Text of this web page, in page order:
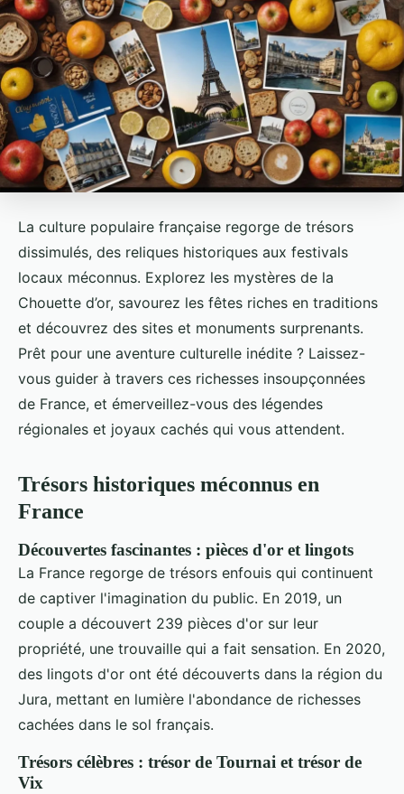
La culture populaire française regorge de trésors
dissimulés, des reliques historiques aux festivals
locaux méconnus. Explorez les mystères de la
Chouette d’or, savourez les fêtes riches en traditions
et découvrez des sites et monuments surprenants.
Prêt pour une aventure culturelle inédite ? Laissez-
vous guider à travers ces richesses insoupçonnées
de France, et émerveillez-vous des légendes
régionales et joyaux cachés qui vous attendent.
Trésors historiques méconnus en
France
Découvertes fascinantes : pièces d'or et lingots
La France regorge de trésors enfouis qui continuent
de captiver l'imagination du public. En 2019, un
couple a découvert 239 pièces d'or sur leur
propriété, une trouvaille qui a fait sensation. En 2020,
des lingots d'or ont été découverts dans la région du
Jura, mettant en lumière l'abondance de richesses
cachées dans le sol français.
Trésors célèbres : trésor de Tournai et trésor de
Vix